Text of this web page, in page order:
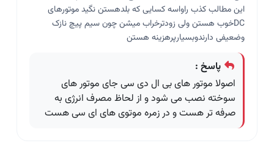
این مطالب کذب راواسه کسایی که بلدهستن نگید موتورهای
DCخوب هستن ولی زودترخراب میشن چون سیم پیچ نازک
وضعیفی دارندوبسیارپرهزینه هستن
پاسخ :
اصولا موتور های بی ال دی سی جای موتور های
سوخته نصب می شود و از لحاظ مصرف انرژی به
صرفه تر هست و در زمره موتوی های ای سی هست